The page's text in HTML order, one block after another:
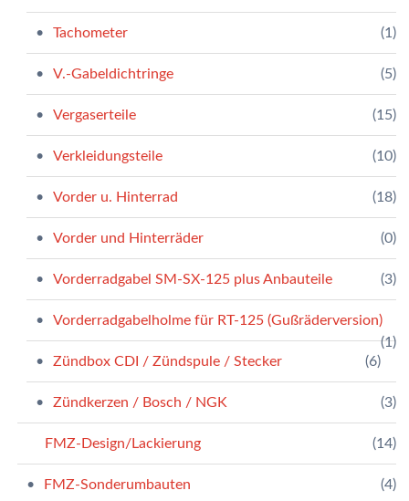
Tachometer (1)
V.-Gabeldichtringe (5)
Vergaserteile (15)
Verkleidungsteile (10)
Vorder u. Hinterrad (18)
Vorder und Hinterräder (0)
Vorderradgabel SM-SX-125 plus Anbauteile (3)
Vorderradgabelholme für RT-125 (Gußräderversion)
(1)
Zündbox CDI / Zündspule / Stecker
(6)
Zündkerzen / Bosch / NGK (3)
FMZ-Design/Lackierung (14)
FMZ-Sonderumbauten (4)